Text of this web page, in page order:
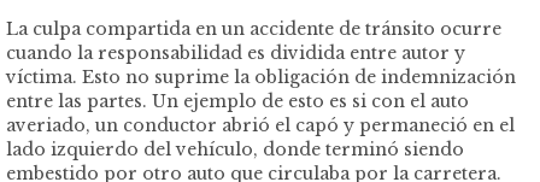
La culpa compartida en un accidente de tránsito ocurre
cuando la responsabilidad es dividida entre autor y
víctima. Esto no suprime la obligación de indemnización
entre las partes. Un ejemplo de esto es si con el auto
averiado, un conductor abrió el capó y permaneció en el
lado izquierdo del vehículo, donde terminó siendo
embestido por otro auto que circulaba por la carretera.